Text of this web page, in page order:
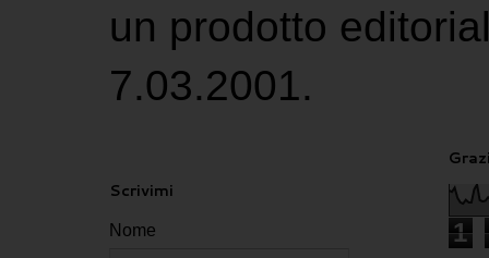
un prodotto
7.03.2001.
Scrivimi
Nome 1